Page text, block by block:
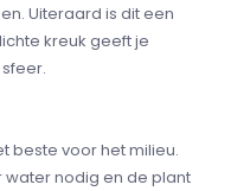
Uiteraard is dit een
kreuk geeft je
beste voor het milieu.
water nodig en de plant